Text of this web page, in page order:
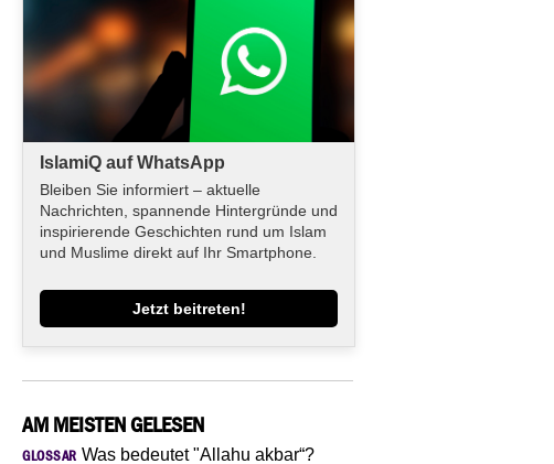
IslamiQ auf WhatsApp
Bleiben Sie informiert – aktuelle
Nachrichten, spannende Hintergründe und
inspirierende Geschichten rund um Islam
und Muslime direkt auf Ihr Smartphone.
Jetzt beitreten!
AM MEISTEN GELESEN
GLOSSAR Was bedeutet "Allahu akbar“?